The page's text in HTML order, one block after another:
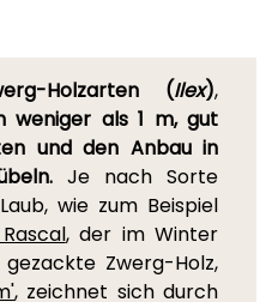
Holzarten (Ilex),
weniger als 1 m, gut
und den Anbau in
Je nach Sorte
wie zum Beispiel
, der im Winter
Zwerg-Holz,
, zeichnet sich durch